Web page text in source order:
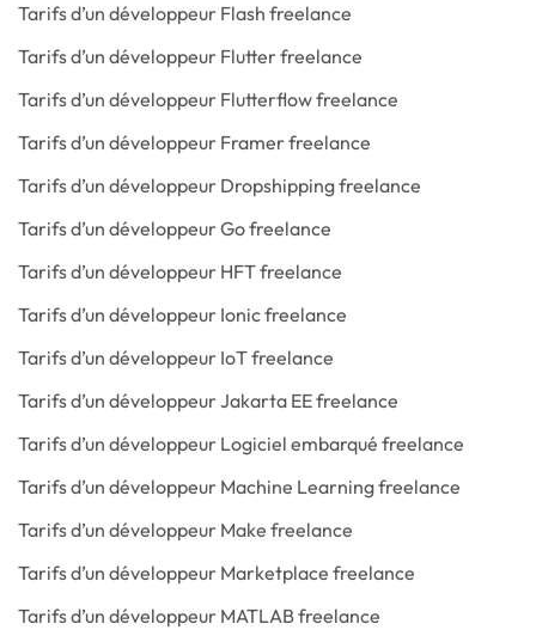
Tarifs d’un développeur Flash freelance
Tarifs d’un développeur Flutter freelance
Tarifs d’un développeur Flutterflow freelance
Tarifs d’un développeur Framer freelance
Tarifs d’un développeur Dropshipping freelance
Tarifs d’un développeur Go freelance
Tarifs d’un développeur HFT freelance
Tarifs d’un développeur Ionic freelance
Tarifs d’un développeur IoT freelance
Tarifs d’un développeur Jakarta EE freelance
Tarifs d’un développeur Logiciel embarqué freelance
Tarifs d’un développeur Machine Learning freelance
Tarifs d’un développeur Make freelance
Tarifs d’un développeur Marketplace freelance
Tarifs d’un développeur MATLAB freelance